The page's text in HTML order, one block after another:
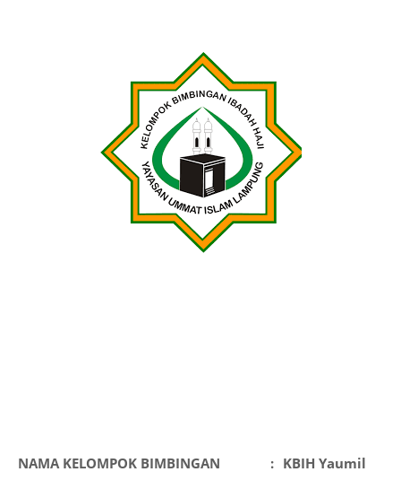
NAMA KELOMPOK BIMBINGAN : KBIH Yaumil